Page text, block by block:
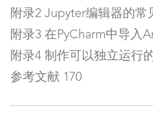
附录2 Jupyter编辑器的常
附录3 在PyCharm中导入
附录4 制作可以独立运行
参考文献 170